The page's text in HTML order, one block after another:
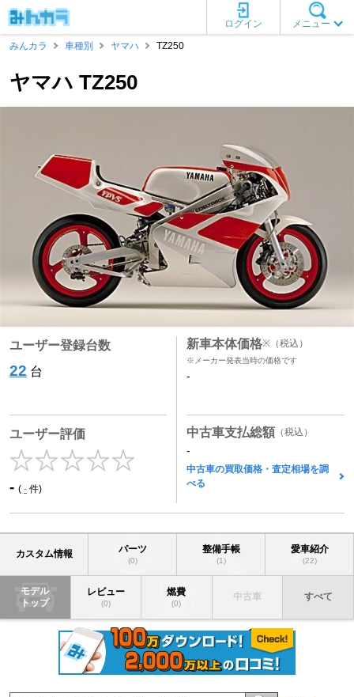
メニュー
ログイン
みんカラ
車種別 ヤマハ TZ250
ヤマハ TZ250
ユーザー登録台数
22 台
ユーザー評価
- ( - 件)
新車本体価格※ （税込）
※メーカー発表当時の価格です
-
中古車支払総額 （税込）
-
中古車の買取価格・査定相場を調
べる
カスタム情報 パーツ
(0)
整備手帳
(1)
愛車紹介
(22)
モデル
トップ
レビュー
(0)
燃費
(0)
中古車 すべて